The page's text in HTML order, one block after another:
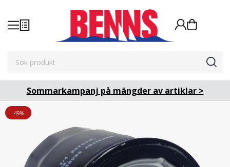
Sommarkampanj på mängder av artiklar >
-49%